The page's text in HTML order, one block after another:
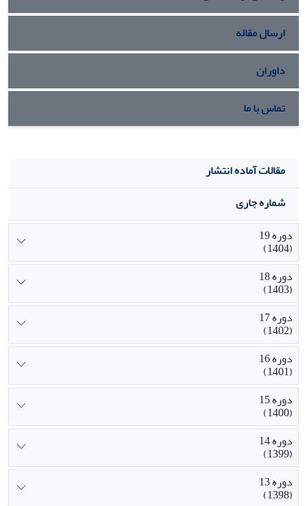
ارسال مقاله
داوران
تماس با ما
مقالات آماده انتشار
شماره جاری
دوره 19
(1404)
دوره 18
(1403)
دوره 17
(1402)
دوره 16
(1401)
دوره 15
(1400)
دوره 14
(1399)
دوره 13
(1398)